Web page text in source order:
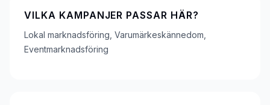
VILKA KAMPANJER PASSAR HÄR?
Lokal marknadsföring, Varumärkeskännedom,
Eventmarknadsföring